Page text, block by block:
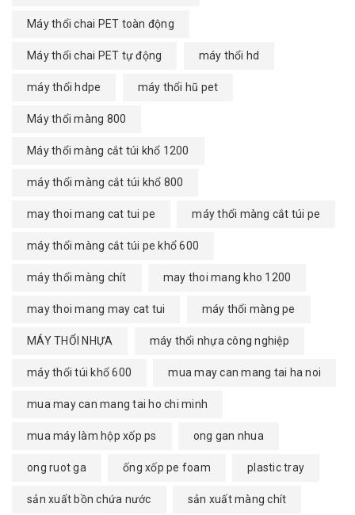
Máy thổi chai PET toàn động
Máy thổi chai PET tự động máy thổi hd
máy thổi hdpe máy thổi hũ pet
Máy thổi màng 800
Máy thổi màng cắt túi khổ 1200
máy thổi màng cắt túi khổ 800
may thoi mang cat tui pe máy thổi màng cắt túi pe
máy thổi màng cắt túi pe khổ 600
máy thổi màng chít may thoi mang kho 1200
may thoi mang may cat tui máy thổi màng pe
MÁY THỔI NHỰA máy thổi nhựa công nghiệp
máy thổi túi khổ 600 mua may can mang tai ha noi
mua may can mang tai ho chi minh
mua máy làm hộp xốp ps ong gan nhua
ong ruot ga ống xốp pe foam plastic tray
sản xuất bồn chứa nước sản xuất màng chít